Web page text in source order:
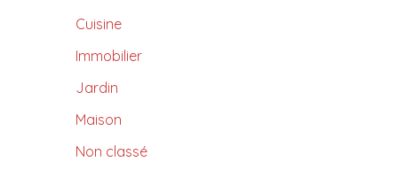
Cuisine
Immobilier
Jardin
Maison
Non classé